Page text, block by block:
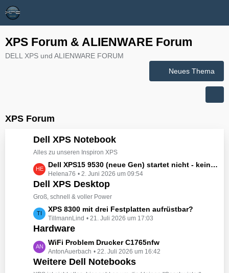
XPS Forum & ALIENWARE Forum
DELL XPS und ALIENWARE FORUM
Neues Thema
XPS Forum
Dell XPS Notebook
Alles zu unseren Inspiron XPS
L
e
t
z
e
B
i
r
Dell XPS15 9530 (neue Gen) startet nicht - kein booten, kein Licht - nichts tut sich - hat jemand eine Idee wie man ihn zum Leben erwecken könnte?
Helena76 2. Juni 2026 um 09:54
Dell XPS Desktop
Groß, schnell & voller Power
L
e
t
z
t
e
B
XPS 8300 mit drei Festplatten aufrüstbar?
TillmannLind 21. Juli 2026 um 17:03
Hardware
L
e
t
WiFi Problem Drucker C1765nfw
AntonAuerbach 22. Juli 2026 um 16:42
Weitere Dell Notebooks